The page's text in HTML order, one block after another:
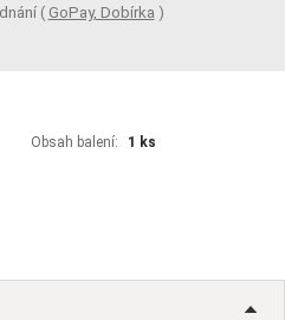
( GoPay, Dobírka )
Obsah balení: 1 ks